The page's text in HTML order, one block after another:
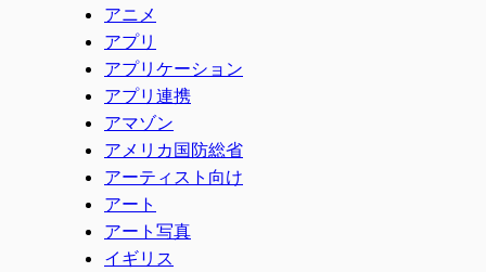
アニメ
アプリ
アプリケーション
アプリ連携
アマゾン
アメリカ国防総省
アーティスト向け
アート
アート写真
イギリス